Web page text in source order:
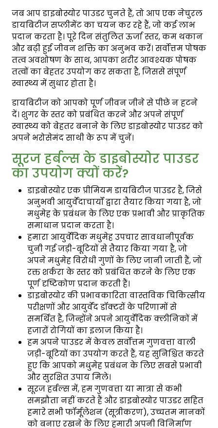
जब आप डाइबोस्योर पाउडर चुनते हैं, तो आप एक नेचुरल
डायबिटीज सप्लीमेंट का चयन कर रहे हैं, जो कई लाभ
प्रदान करता है। पूरे दिन संतुलित ऊर्जा स्तर, कम थकान
और बढ़ी हुई जीवन शक्ति का अनुभव करें। सर्वोत्तम पोषक
तत्व अवशोषण के साथ, आपका शरीर आवश्यक पोषक
तत्वों का बेहतर उपयोग कर सकता है, जिससे संपूर्ण
स्वास्थ्य में सुधार होता है।
डायबिटीज को आपको पूर्ण जीवन जीने से पीछे न हटने
दें। शुगर के स्तर को प्रबंधित करने और अपने संपूर्ण
स्वास्थ्य को बेहतर बनाने के लिए डाइबोस्योर पाउडर को
अपने भरोसेमंद साथी के रूप में चुनें।
सूरज हर्बल्स के डाइबोस्योर पाउडर
का उपयोग क्यों करें?
डाइबोस्योर एक प्रीमियम डायबिटीज पाउडर है, जिसे
अनुभवी आयुर्वेदाचार्यों द्वारा तैयार किया गया है, जो
मधुमेह के प्रबंधन के लिए एक प्रभावी और प्राकृतिक
समाधान प्रदान करता है।
हमारा आयुर्वेदिक मधुमेह उपचार सावधानीपूर्वक
चुनी गई जड़ी-बूटियों से तैयार किया गया है, जो
अपने मधुमेह विरोधी गुणों के लिए जानी जाती हैं, जो
रक्त शर्करा के स्तर को प्रबंधित करने के लिए एक
पूर्ण दृष्टिकोण प्रदान करती हैं।
डाइबोस्योर की प्रभावकारिता वास्तविक चिकित्सीय
परीक्षणों और आयुर्वेद डॉक्टरों के परिणामों से
समर्थित है, जिन्होंने अपने आयुर्वेदिक क्लीनिकों में
हजारों रोगियों का इलाज किया है।
हम अपने पाउडर में केवल सर्वोत्तम गुणवत्ता वाली
जड़ी-बूटियों का उपयोग करते हैं, यह सुनिश्चित करते
हुए कि आपको मधुमेह प्रबंधन के लिए सबसे प्रभावी
और सुरक्षित उपाय मिले।
सूरज हर्बल्स में, हम गुणवत्ता या मात्रा से कभी
समझौता नहीं करते हैं और डाइबोस्योर पाउडर सहित
हमारे सभी फॉर्मूलेशन (सूत्रीकरण), उच्चतम मानकों
को बनाए रखने के लिए हमारी अपनी विनिर्माण